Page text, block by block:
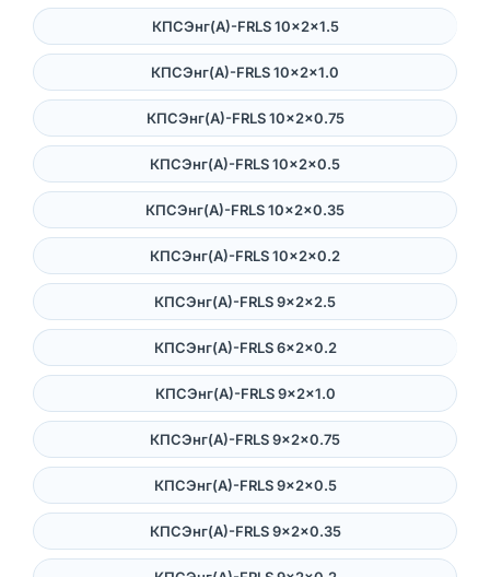
КПСЭнг(А)-FRLS 10×2×1.5
КПСЭнг(А)-FRLS 10×2×1.0
КПСЭнг(А)-FRLS 10×2×0.75
КПСЭнг(А)-FRLS 10×2×0.5
КПСЭнг(А)-FRLS 10×2×0.35
КПСЭнг(А)-FRLS 10×2×0.2
КПСЭнг(А)-FRLS 9×2×2.5
КПСЭнг(А)-FRLS 6×2×0.2
КПСЭнг(А)-FRLS 9×2×1.0
КПСЭнг(А)-FRLS 9×2×0.75
КПСЭнг(А)-FRLS 9×2×0.5
КПСЭнг(А)-FRLS 9×2×0.35